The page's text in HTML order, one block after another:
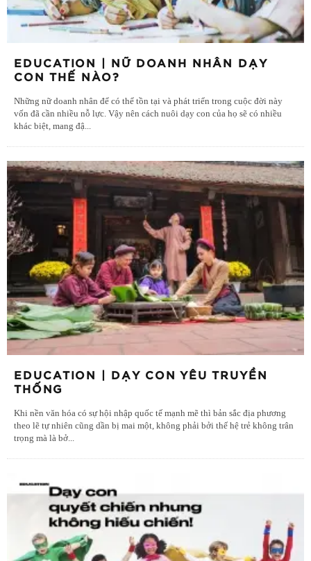
EDUCATION | NỮ DOANH NHÂN DẠY
CON THẾ NÀO?
Những nữ doanh nhân để có thể tồn tại và phát triển trong cuộc đời này
vốn đã cần nhiều nỗ lực. Vậy nên cách nuôi dạy con của họ sẽ có nhiều
khác biệt, mang đậ
EDUCATION | DẠY CON YÊU TRUYỀN
THỐNG
Khi nền văn hóa có sự hội nhập quốc tế mạnh mẽ thì bản sắc địa phương
theo lẽ tự nhiên cũng dần bị mai một, không phải bởi thế hệ trẻ không trân
trọng mà là bở